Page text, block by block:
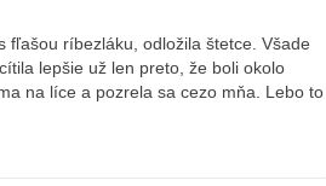
fľašou ríbezláku, odložila štetce. Všade
lepšie už len preto, že boli okolo
na líce a pozrela sa cezo mňa. Lebo to